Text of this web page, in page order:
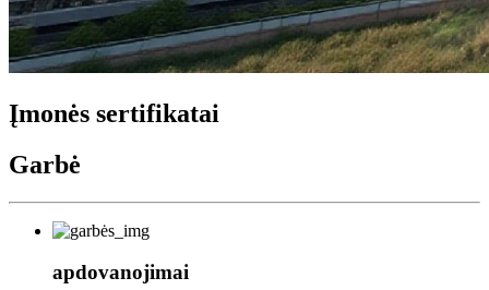
Įmonės sertifikatai
Garbė
apdovanojimai